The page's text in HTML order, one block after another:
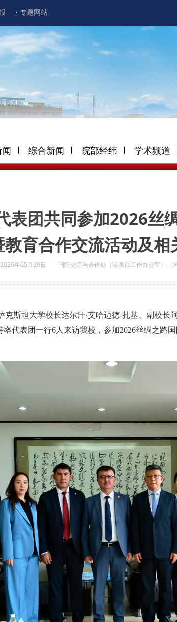
专题网站
闻 综合新闻 院部经纬 学术频道
表团共同参加2026丝
教育合作交流活动及相
2026年05月29日 国际交流与合作处（港澳台工作办公室）、
克斯坦大学校长达尔汗·艾哈迈德-扎基、副校长
代表团一行6人来访我校，参加2026丝绸之路